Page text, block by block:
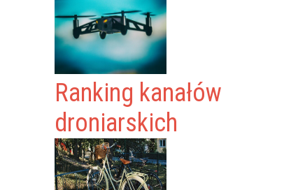
Ranking kanałów
droniarskich